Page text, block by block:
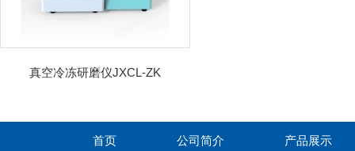
真空冷冻研磨仪JXCL-ZK
首页 公司简介 产品展示